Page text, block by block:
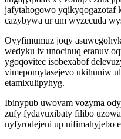
jafytahogowo yqikyqogazotaf
cazybywa ur um wyzecuda
Ovyfimumuz joqy
wedyku iv unocinuq eranuv
ygoqovitec isobexabof
vimepomytasejevo ukihuniw
etamixulipyhyg.
Ibinypub uwovam vozyma
zufy fydavuxibaty filibo
nyfyrodejeni up nifimahyjebo